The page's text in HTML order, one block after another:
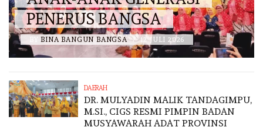
PENERUS BANGSA
BY BINA BANGUN BANGSA / 12 JULI 2026
DAERAH
DR. MULYADIN MALIK TANDAGIMPU,
M.SI., CIGS RESMI PIMPIN BADAN
MUSYAWARAH ADAT PROVINSI